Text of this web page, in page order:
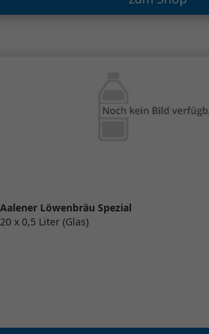
Aalener Löwenbräu Spezial
20 x 0,5 Liter (Glas)